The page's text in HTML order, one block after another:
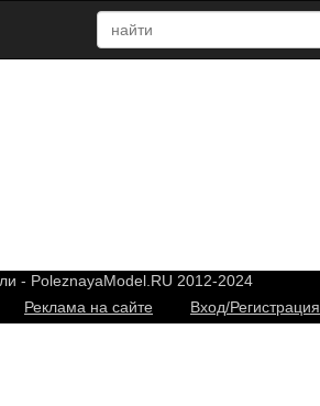
- PoleznayaModel.RU 2012-2024
Реклама на сайте Вход/Регистрация